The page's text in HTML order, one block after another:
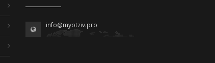
info@myotziv.pro